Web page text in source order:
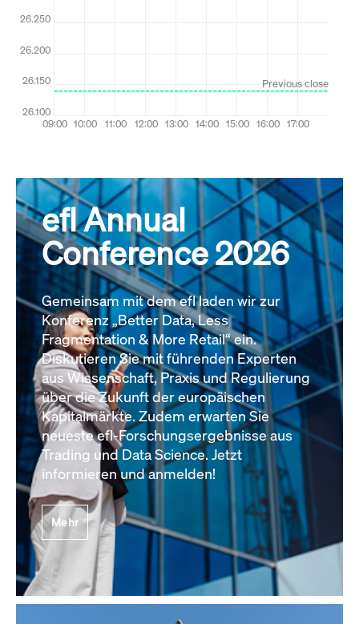
efl Annual
Conference 2026
Gemeinsam mit dem efl laden wir zur
Konferenz „Better Data, Less
Fragmentation & More Retail“ ein.
Diskutieren Sie mit führenden Experten
aus Wissenschaft, Praxis und Regulierung
über die Zukunft der europäischen
Kapitalmärkte. Zudem erwarten Sie
neueste efl-Forschungsergebnisse aus
Trading und Data Science. Jetzt
informieren und anmelden!
Mehr